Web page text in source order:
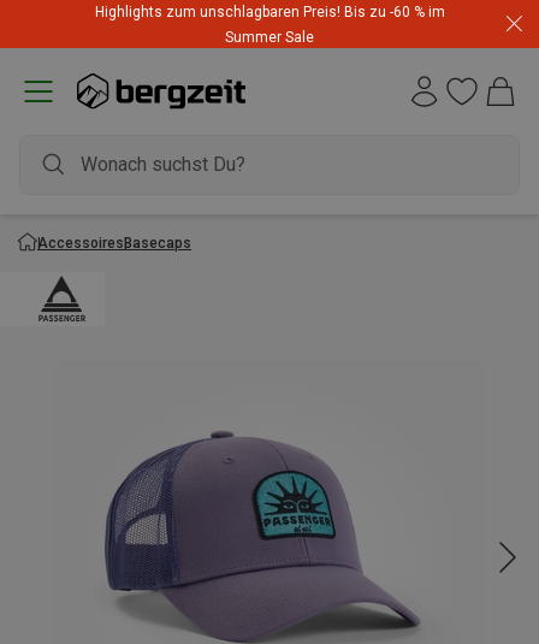
Highlights zum unschlagbaren Preis! Bis zu -60 % im
Summer Sale
AccessoiresBasecaps